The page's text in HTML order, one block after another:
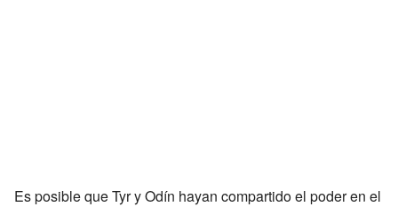
Es posible que Tyr y Odín hayan compartido el poder en el